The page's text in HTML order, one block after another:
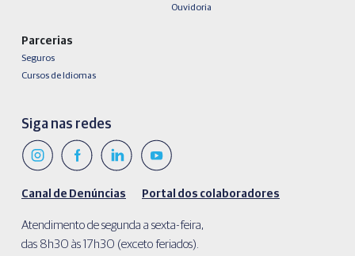
Ouvidoria
Parcerias
Seguros
Cursos de Idiomas
Siga nas redes
Canal de Denúncias Portal dos colaboradores
Atendimento de segunda a sexta-feira,
das 8h30 às 17h30 (exceto feriados).